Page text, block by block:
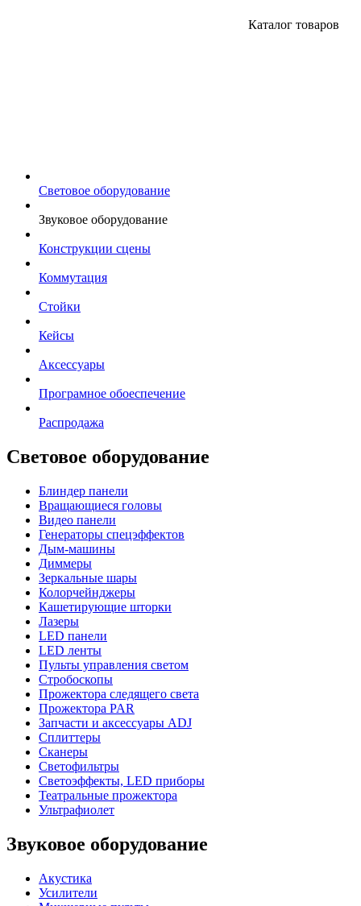
Каталог товаров
Световое оборудование
Звуковое оборудование
Конструкции сцены
Коммутация
Стойки
Кейсы
Аксессуары
Програмное обоеспечение
Распродажа
Световое оборудование
Блиндер панели
Вращающиеся головы
Видео панели
Генераторы спецэффектов
Дым-машины
Диммеры
Зеркальные шары
Колорчейнджеры
Кашетирующие шторки
Лазеры
LED панели
LED ленты
Пульты управления светом
Стробоскопы
Прожектора следящего света
Прожектора PAR
Запчасти и аксессуары ADJ
Сплиттеры
Сканеры
Светофильтры
Светоэффекты, LED приборы
Театральные прожектора
Ультрафиолет
Звуковое оборудование
Акустика
Усилители